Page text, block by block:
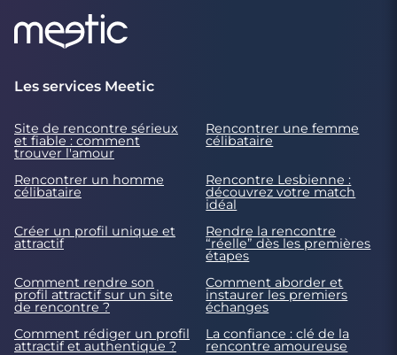
Les services Meetic
Site de rencontre sérieux
et fiable : comment
trouver l'amour
Rencontrer une femme
célibataire
Rencontrer un homme
célibataire
Rencontre Lesbienne :
découvrez votre match
idéal
Créer un profil unique et
attractif
Rendre la rencontre
“réelle” dès les premières
étapes
Comment rendre son
profil attractif sur un site
de rencontre ?
Comment aborder et
instaurer les premiers
échanges
Comment rédiger un profil
attractif et authentique ?
La confiance : clé de la
rencontre amoureuse